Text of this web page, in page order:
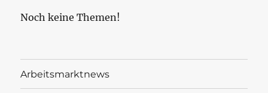
Noch keine Themen!
Arbeitsmarktnews